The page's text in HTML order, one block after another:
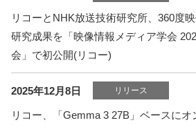
リコーとNHK放送技術研究所、360度
研究成果を「映像情報メディア学会
会」で初公開(リコー)
2025年12月8日 リリース
リコー、「Gemma 3 27B」ベースにオ